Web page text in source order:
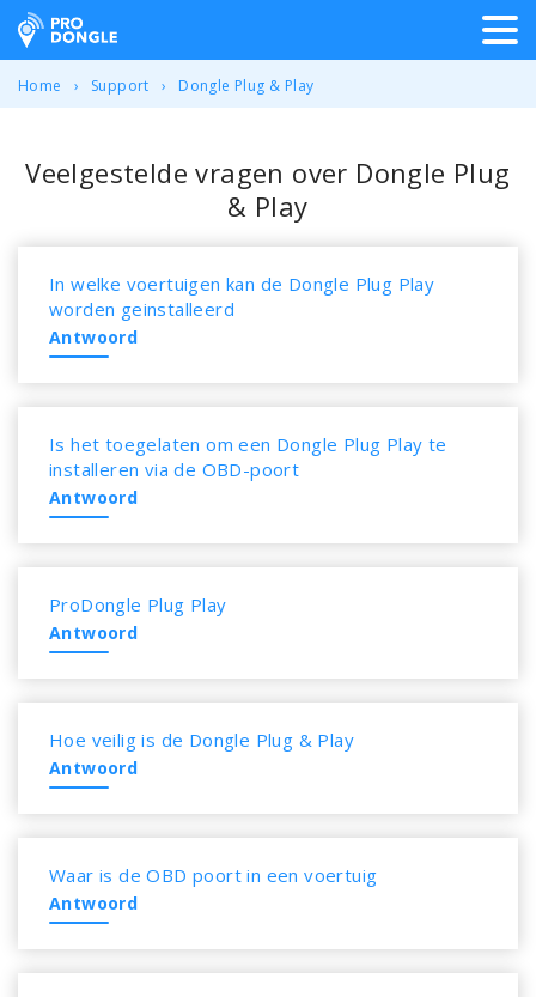
ProDongle Track & Trace
Home Support Dongle Plug & Play
Veelgestelde vragen over Dongle Plug
& Play
In welke voertuigen kan de Dongle Plug Play
worden geinstalleerd
Antwoord
Is het toegelaten om een Dongle Plug Play te
installeren via de OBD-poort
Antwoord
ProDongle Plug Play
Antwoord
Hoe veilig is de Dongle Plug & Play
Antwoord
Waar is de OBD poort in een voertuig
Antwoord